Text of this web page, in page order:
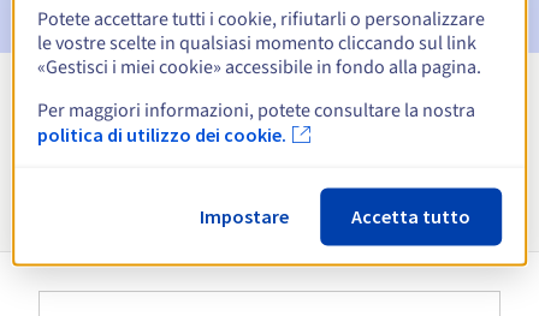
Visualizza tutte le estensioni
Informazioni su .cl
Potete accettare tutti i cookie, rifiutarli o personalizzare
le vostre scelte in qualsiasi momento cliccando sul link
«Gestisci i miei cookie» accessibile in fondo alla pagina.
Per maggiori informazioni, potete consultare la nostra
politica di utilizzo dei cookie.
Impostare Accetta tutto